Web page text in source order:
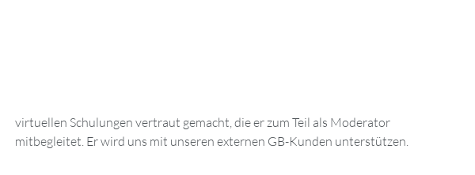
mitbegleitet. Er wird uns mit unseren externen GB-Kunden unterstützen.